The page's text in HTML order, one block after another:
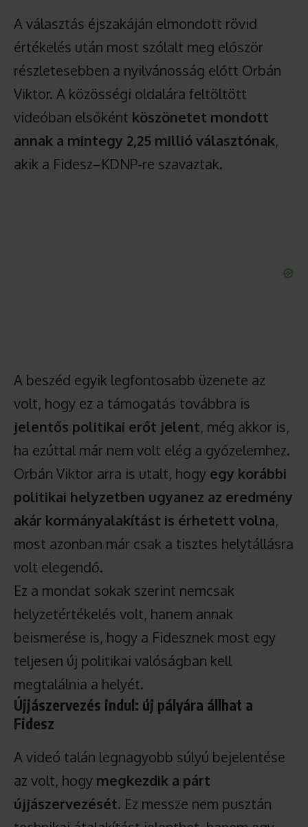
A választás éjszakáján elmondott rövid
értékelés után most szólalt meg először
részletesebben a nyilvánosság előtt Orbán
Viktor. A közösségi oldalára feltöltött
videóban elsőként köszönetet mondott
annak a mintegy 2,25 millió választónak,
akik a Fidesz–KDNP-re szavaztak.
A beszéd egyik legfontosabb üzenete az
volt, hogy ez a támogatás továbbra is
jelentős politikai erőt jelent, még akkor is,
ha ezúttal már nem volt elég a győzelemhez.
Orbán Viktor arra is utalt, hogy egy korábbi
politikai helyzetben ugyanez az eredmény
akár kormányalakítást is érhetett volna,
most azonban már csak a tisztes helytállásra
volt elegendő.
Ez a mondat sokak szerint nemcsak
helyzetértékelés volt, hanem annak
beismerése is, hogy a Fidesznek most egy
teljesen új politikai valóságban kell
megtalálnia a helyét.
Újjászervezés indul: új pályára állhat a
Fidesz
A videó talán legnagyobb súlyú bejelentése
az volt, hogy megkezdik a párt
újjászervezését. Ez messze nem pusztán